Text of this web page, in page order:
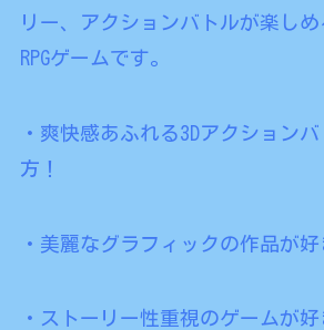
リー、アクションバトルが楽しめ
RPGゲームです。
・爽快感あふれる3Dアクション
方！
・美麗なグラフィックの作品が好
・ストーリー性重視のゲームが好